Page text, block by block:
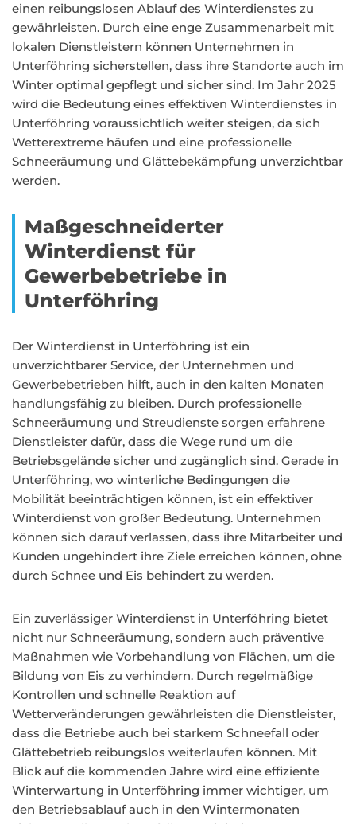
einen reibungslosen Ablauf des Winterdienstes zu
gewährleisten. Durch eine enge Zusammenarbeit mit
lokalen Dienstleistern können Unternehmen in
Unterföhring sicherstellen, dass ihre Standorte auch im
Winter optimal gepflegt und sicher sind. Im Jahr 2025
wird die Bedeutung eines effektiven Winterdienstes in
Unterföhring voraussichtlich weiter steigen, da sich
Wetterextreme häufen und eine professionelle
Schneeräumung und Glättebekämpfung unverzichtbar
werden.
Maßgeschneiderter
Winterdienst für
Gewerbebetriebe in
Unterföhring
Der Winterdienst in Unterföhring ist ein
unverzichtbarer Service, der Unternehmen und
Gewerbebetrieben hilft, auch in den kalten Monaten
handlungsfähig zu bleiben. Durch professionelle
Schneeräumung und Streudienste sorgen erfahrene
Dienstleister dafür, dass die Wege rund um die
Betriebsgelände sicher und zugänglich sind. Gerade in
Unterföhring, wo winterliche Bedingungen die
Mobilität beeinträchtigen können, ist ein effektiver
Winterdienst von großer Bedeutung. Unternehmen
können sich darauf verlassen, dass ihre Mitarbeiter und
Kunden ungehindert ihre Ziele erreichen können, ohne
durch Schnee und Eis behindert zu werden.
Ein zuverlässiger Winterdienst in Unterföhring bietet
nicht nur Schneeräumung, sondern auch präventive
Maßnahmen wie Vorbehandlung von Flächen, um die
Bildung von Eis zu verhindern. Durch regelmäßige
Kontrollen und schnelle Reaktion auf
Wetterveränderungen gewährleisten die Dienstleister,
dass die Betriebe auch bei starkem Schneefall oder
Glättebetrieb reibungslos weiterlaufen können. Mit
Blick auf die kommenden Jahre wird eine effiziente
Winterwartung in Unterföhring immer wichtiger, um
den Betriebsablauf auch in den Wintermonaten